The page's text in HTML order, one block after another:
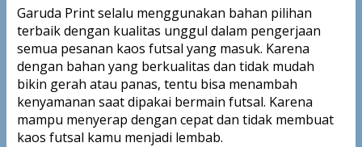
Garuda Print selalu menggunakan bahan pilihan
terbaik dengan kualitas unggul dalam pengerjaan
semua pesanan kaos futsal yang masuk. Karena
dengan bahan yang berkualitas dan tidak mudah
bikin gerah atau panas, tentu bisa menambah
kenyamanan saat dipakai bermain futsal. Karena
mampu menyerap dengan cepat dan tidak membuat
kaos futsal kamu menjadi lembab.